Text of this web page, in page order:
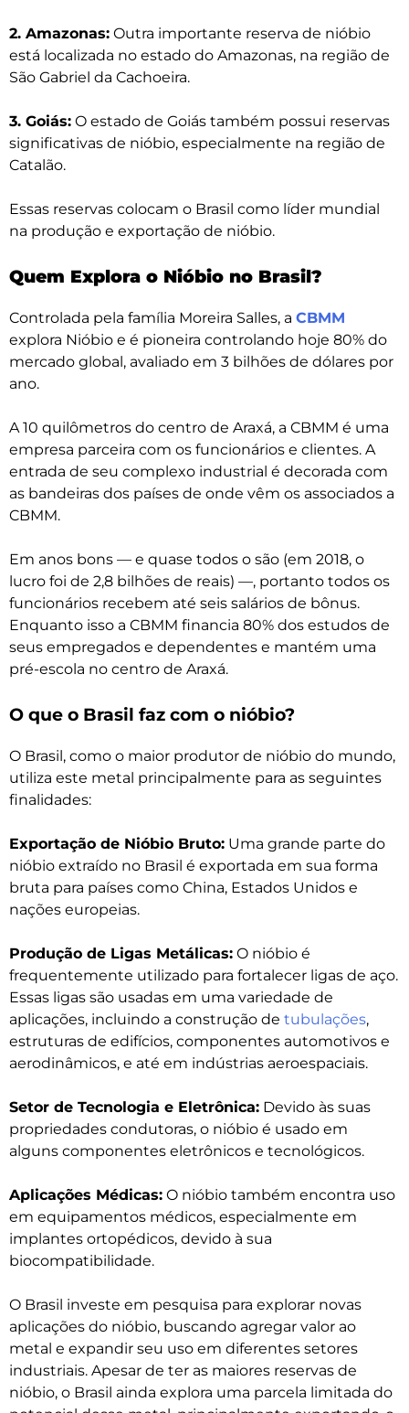
2. Amazonas: Outra importante reserva de nióbio
está localizada no estado do Amazonas, na região de
São Gabriel da Cachoeira.
3. Goiás: O estado de Goiás também possui reservas
significativas de nióbio, especialmente na região de
Catalão.
Essas reservas colocam o Brasil como líder mundial
na produção e exportação de nióbio.
Quem Explora o Nióbio no Brasil?
Controlada pela família Moreira Salles, a CBMM
explora Nióbio e é pioneira controlando hoje 80% do
mercado global, avaliado em 3 bilhões de dólares por
ano.
A 10 quilômetros do centro de Araxá, a CBMM é uma
empresa parceira com os funcionários e clientes. A
entrada de seu complexo industrial é decorada com
as bandeiras dos países de onde vêm os associados a
CBMM.
Em anos bons — e quase todos o são (em 2018, o
lucro foi de 2,8 bilhões de reais) —, portanto todos os
funcionários recebem até seis salários de bônus.
Enquanto isso a CBMM financia 80% dos estudos de
seus empregados e dependentes e mantém uma
pré-escola no centro de Araxá.
O que o Brasil faz com o nióbio?
O Brasil, como o maior produtor de nióbio do mundo,
utiliza este metal principalmente para as seguintes
finalidades:
Exportação de Nióbio Bruto: Uma grande parte do
nióbio extraído no Brasil é exportada em sua forma
bruta para países como China, Estados Unidos e
nações europeias.
Produção de Ligas Metálicas: O nióbio é
frequentemente utilizado para fortalecer ligas de aço.
Essas ligas são usadas em uma variedade de
aplicações, incluindo a construção de tubulações,
estruturas de edifícios, componentes automotivos e
aerodinâmicos, e até em indústrias aeroespaciais.
Setor de Tecnologia e Eletrônica: Devido às suas
propriedades condutoras, o nióbio é usado em
alguns componentes eletrônicos e tecnológicos.
Aplicações Médicas: O nióbio também encontra uso
em equipamentos médicos, especialmente em
implantes ortopédicos, devido à sua
biocompatibilidade.
O Brasil investe em pesquisa para explorar novas
aplicações do nióbio, buscando agregar valor ao
metal e expandir seu uso em diferentes setores
industriais. Apesar de ter as maiores reservas de
nióbio, o Brasil ainda explora uma parcela limitada do